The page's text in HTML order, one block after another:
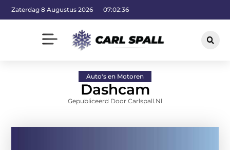
Zaterdag 8 Augustus 2026 07:02:37
Auto's en Motoren
Dashcam
Gepubliceerd Door Carlspall.nl